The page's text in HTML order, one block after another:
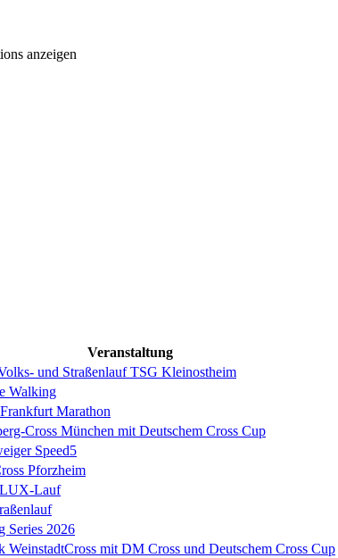
anzeigen
Veranstaltung
und Straßenlauf TSG Kleinostheim
Walking
Marathon
Cross München mit Deutschem Cross Cup
Speed5
Pforzheim
Lauf
Series 2026
WeinstadtCross mit DM Cross und Deutschem Cross Cup